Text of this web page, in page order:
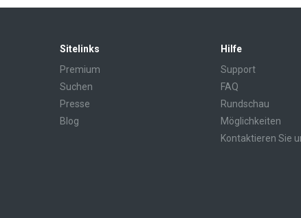
Sitelinks
Premium
Suchen
Presse
Blog
Hilfe
Support
FAQ
Rundschau
Möglichkeiten
Kontaktieren Sie